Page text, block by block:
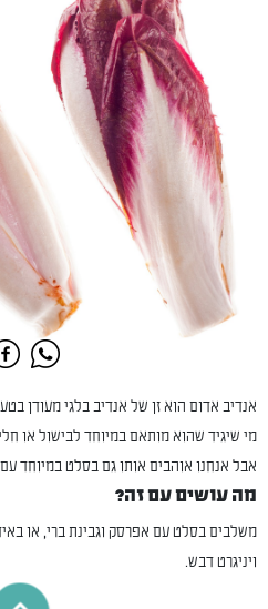
אנדיב אדום הוא זן של אנדיב בלגי מעודן
מי שיגיד שהוא מותאם במיוחד לבישול או
אבל אנחנו אוהבים אותו גם בסלט במיוחד
מה עושים עם זה?
משלבים בסלט עם אפרסק וגבינת ברי, או
ויניגרט דבש.